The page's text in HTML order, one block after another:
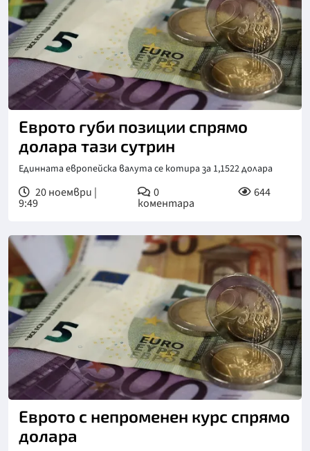
Еврото губи позиции спрямо
долара тази сутрин
Единната европейска валута се котира за 1,1522 долара
20 ноември |
9:49
0
коментара
644
Еврото с непроменен курс спрямо
долара